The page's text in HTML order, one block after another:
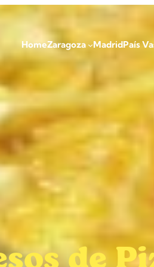
HomeZaragoza MadridPaís
de